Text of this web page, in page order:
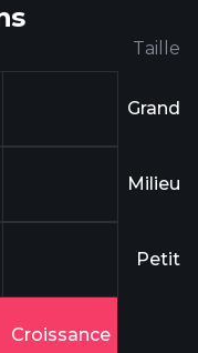
Taille
Grand
Milieu
Petit
Croissance